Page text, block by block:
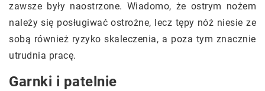
zawsze były naostrzone. Wiadomo, że ostrym nożem
należy się posługiwać ostrożne, lecz tępy nóż niesie ze
sobą również ryzyko skaleczenia, a poza tym znacznie
utrudnia pracę.
Garnki i patelnie